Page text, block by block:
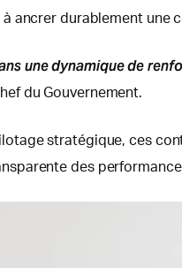
à ancrer durablement
une dynamique de
du Gouvernement.
stratégique, ces
des